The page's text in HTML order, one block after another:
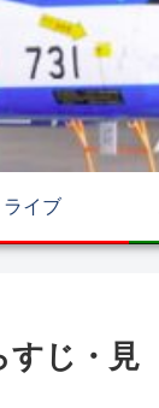
ライブ
すじ・見